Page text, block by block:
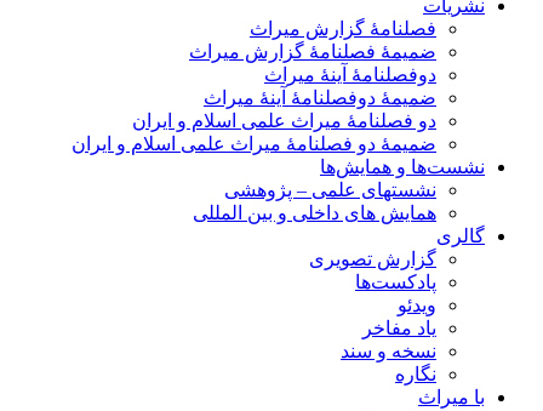
نشریات
فصلنامۀ گزارش میراث
ضمیمۀ فصلنامۀ گزارش میراث
دوفصلنامۀ آینۀ میراث
ضمیمۀ دوفصلنامۀ آینۀ میراث
دو فصلنامۀ میراث علمی اسلام و ایران
ضمیمۀ دو فصلنامۀ میراث علمی اسلام و ایران
نشست‌ها و همایش‌ها
نشستهای علمی – پژوهشی
همایش های داخلی و بین المللی
گالری
گزارش تصویری
پادکست‌ها
ویدئو
یاد مفاخر
نسخه و سند
نگاره
با میراث